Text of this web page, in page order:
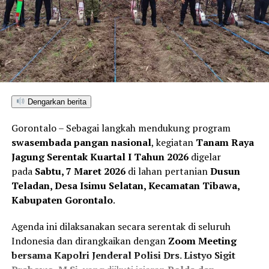
program kerja dan rancangan kebijakan bersama pihak
eksekutif di DPRD Provinsi Gorontalo.
Di samping menjaring keluhan, Sulyanto secara aktif
memotivasi barisan pemuda Kota Gorontalo agar
memutus kultur pasif sebagai penonton pembangunan.
Ia mendorong pemuda untuk bertransformasi menjadi
aktor penggerak lewat stimulasi aksi sosial, penguatan
literasi pendidikan, ekspansi dunia kewirausahaan,
hingga optimalisasi program pengembangan kapasitas
diri (self-development).
Pertemuan tersebut berjalan dinamis dengan format
dialog dua arah yang interaktif. Kalangan muda yang
hadir memanfaatkan momentum langka ini untuk
membedah potret persoalan riil yang menjerat pemuda
perkotaan saat ini, sekaligus menyodorkan draf usulan
taktis agar mendapat intervensi anggaran dari
Dengarkan berita
Gorontalo – Sebagai langkah mendukung program
swasembada pangan nasional, kegiatan Tanam Raya
Jagung Serentak Kuartal I Tahun 2026digelar
pada Sabtu, 7 Maret 2026di lahan pertanianDusun
Teladan, Desa Isimu Selatan, Kecamatan Tibawa,
Kabupaten Gorontalo.
Agenda ini dilaksanakan secara serentak di seluruh
Indonesia dan dirangkaikan dengan Zoom Meeting
bersama Kapolri Jenderal Polisi Drs. Listyo Sigit